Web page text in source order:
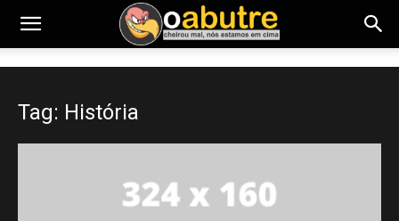
Tag: História